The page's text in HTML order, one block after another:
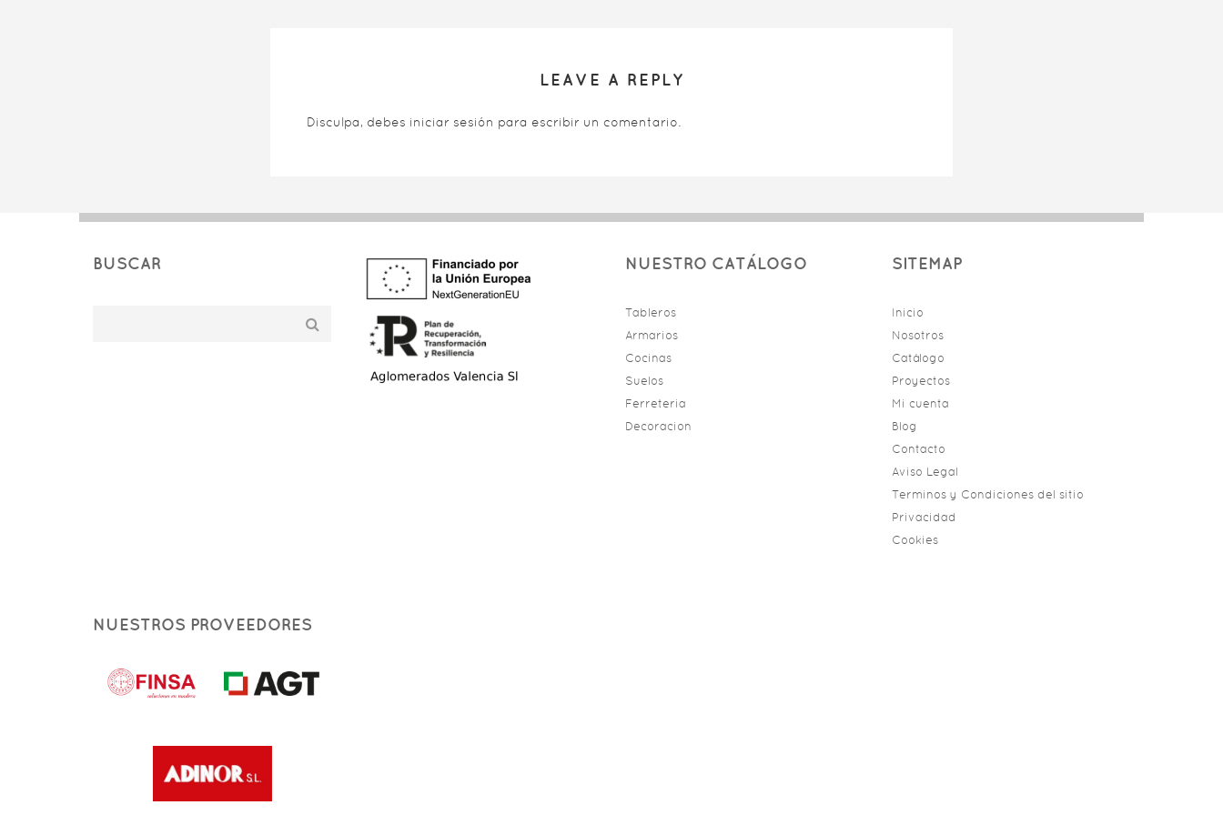
LEAVE A REPLY
Disculpa, debes iniciar sesión para escribir un comentario.
BUSCAR NUESTRO CATÁLOGO
Tableros
Armarios
Cocinas
Suelos
Ferreteria
Decoracion
SITEMAP
Inicio
Nosotros
Catálogo
Proyectos
Mi cuenta
Blog
Contacto
Aviso Legal
Terminos y Condiciones del sitio
Privacidad
Cookies
NUESTROS PROVEEDORES